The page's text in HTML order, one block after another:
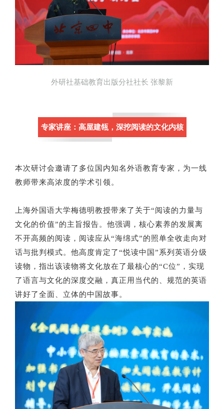
外研社基础教育出版分社社长 张黎新
专家讲座： 高屋建瓴，深挖阅读的文化内核
本次研讨会邀请了多位国内知名外语教育专家，为一线
教师带来高浓度的学术引领。
上海外国语大学梅德明教授带来了关于“阅读的力量与
文化的价值”的主旨报告。他强调，核心素养的发展离
不开高频的阅读，阅读应从“海绵式”的照单全收走向对
话与批判模式。他高度肯定了“悦读中国”系列英语分级
读物，指出该读物将文化放在了最核心的“C位”，实现
了语言与文化的深度交融，真正用当代的、规范的英语
讲好了全面、立体的中国故事。